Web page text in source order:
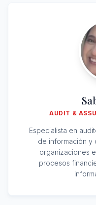
AUDIT &
Especialista en
de información y
organizaciones
procesos